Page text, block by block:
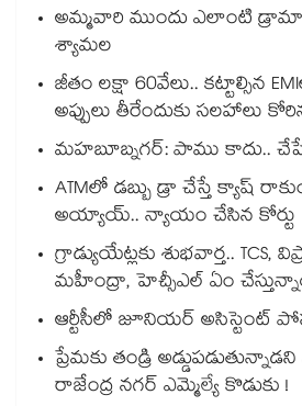
అమ్మవారి ముందు ఎలాంటి
శ్యామల
జీతం లక్షా 60వేలు.. కట్టాల్సిన
అప్పులు తీరేందుకు సలహాలు
మహబూబ్నగర్: పాము కాదు..
ATMలో డబ్బు డ్రా చేస్తే క్యాష్
అయ్యాయ్.. న్యాయం చేసిన కోర్టు
గ్రాడ్యుయేట్లకు శుభవార్త.. TCS,
మహీంద్రా, హెచ్సీఎల్ ఏం
ఆర్టీసీలో జూనియర్ అసిస్టెంట్‌‌
ప్రేమకు తండ్రి
రాజేంద్ర నగర్ ఎమ్మెల్యే కొడుకు !